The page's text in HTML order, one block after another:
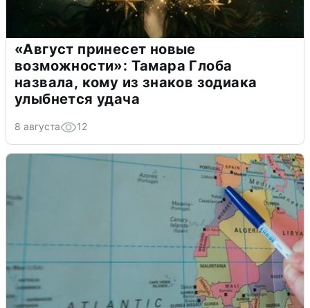
«Август принесет новые
возможности»: Тамара Глоба
назвала, кому из знаков зодиака
улыбнется удача
8 августа 12